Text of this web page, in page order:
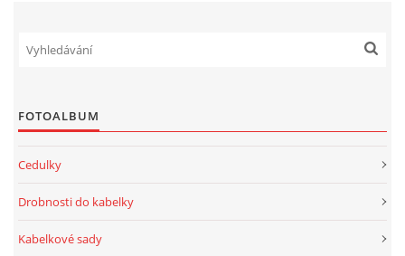
FOTOALBUM
Cedulky
Drobnosti do kabelky
Kabelkové sady